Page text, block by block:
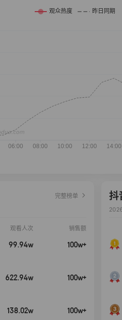
完整榜单
观看人次 销售额
99.94w 100w+
622.94w 100w+
138.02w 100w+
抖